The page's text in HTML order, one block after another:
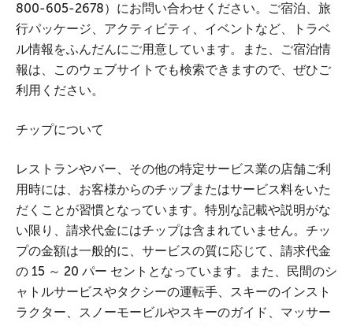
800-605-2678）にお問い合わせください。ご宿泊、旅
行パッケージ、アクティビティ、イベントなど、トラベ
ル情報をふんだんにご用意しています。また、ご宿泊情
報は、このウェブサイトでも検索できますので、ぜひご
利用ください。
チップについて
レストランやバー、その他の特定サービス業の店舗ご利
用時には、お客様からのチップまたはサービス料をいた
だくことが習慣となっています。特別な記載や説明がな
い限り、請求代金にはチップは含まれていません。チッ
プの金額は一般的に、サービスの質に応じて、請求代金
の 15 ～ 20 パー セントとなっています。また、民間のシ
ャトルサービスやタクシーの運転手、スキーのインスト
ラクター、スノーモービルやスキーのガイド、マッサー